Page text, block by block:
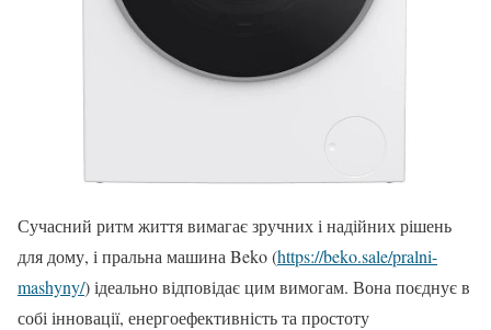
Сучасний ритм життя вимагає зручних і надійних рішень
для дому, і пральна машина Beko (https://beko.sale/pralni-
mashyny/) ідеально відповідає цим вимогам. Вона поєднує в
собі інновації, енергоефективність та простоту